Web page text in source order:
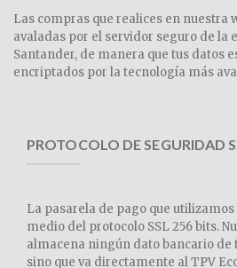
Las compras que realices en nuestra
avaladas por el servidor seguro de la
Santander, de manera que tus datos
encriptados por la tecnología más
PROTOCOLO DE SEGURIDAD
La pasarela de pago que
medio del protocolo SSL 256 bits.
almacena ningún dato bancario de
sino que va directamente al TPV